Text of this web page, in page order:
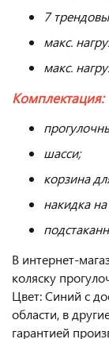
7
макс.
макс.
Комплектация:
шасси;
корзина
накидка
В интернет-
коляску
Цвет: Синий с
области, в
гарантией